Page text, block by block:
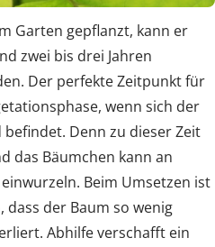
Garten gepflanzt, kann er
zwei bis drei Jahren
Der perfekte Zeitpunkt für
wenn sich der
Denn zu dieser Zeit
das Bäumchen kann an
Beim Umsetzen ist
der Baum so wenig
Abhilfe verschafft ein